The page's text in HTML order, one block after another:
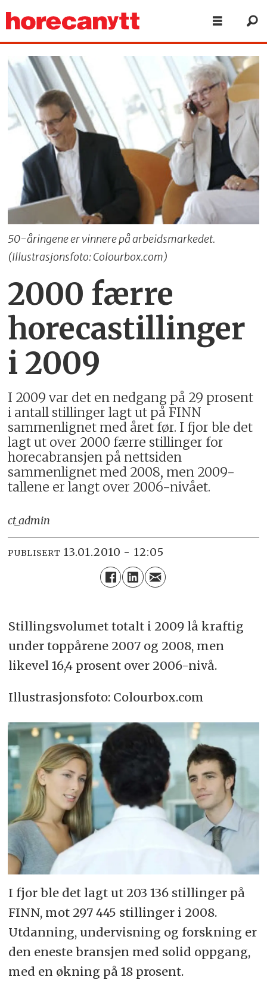
50-åringene er vinnere på arbeidsmarkedet.
(Illustrasjonsfoto: Colourbox.com)
2000 færre
horecastillinger
i 2009
I 2009 var det en nedgang på 29 prosent
i antall stillinger lagt ut på FINN
sammenlignet med året før. I fjor ble det
lagt ut over 2000 færre stillinger for
horecabransjen på nettsiden
sammenlignet med 2008, men 2009-
tallene er langt over 2006-nivået.
ct_admin
PUBLISERT 13.01.2010 - 12:05
Stillingsvolumet totalt i 2009 lå kraftig
under toppårene 2007 og 2008, men
likevel 16,4 prosent over 2006-nivå.
Illustrasjonsfoto: Colourbox.com
I fjor ble det lagt ut 203 136 stillinger på
FINN, mot 297 445 stillinger i 2008.
Utdanning, undervisning og forskning er
den eneste bransjen med solid oppgang,
med en økning på 18 prosent.